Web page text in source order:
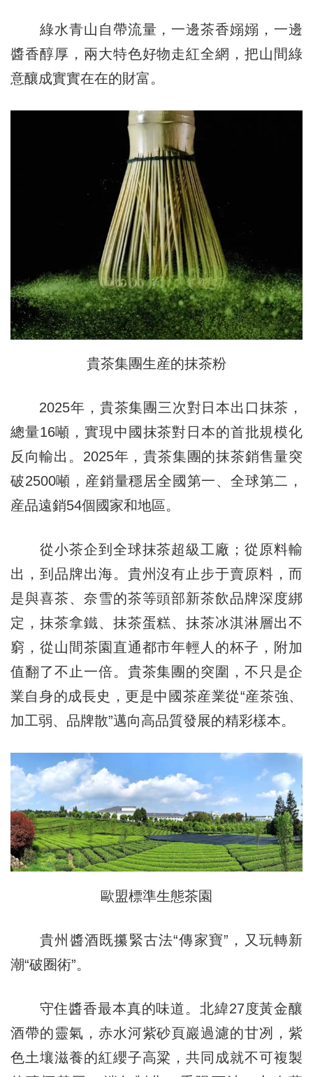
綠水青山自帶流量，一邊茶香嫋嫋，一邊
醬香醇厚，兩大特色好物走紅全網，把山間綠
意釀成實實在在的財富。
貴茶集團生産的抹茶粉
2025年，貴茶集團三次對日本出口抹茶，
總量16噸，實現中國抹茶對日本的首批規模化
反向輸出。2025年，貴茶集團的抹茶銷售量突
破2500噸，産銷量穩居全國第一、全球第二，
産品遠銷54個國家和地區。
從小茶企到全球抹茶超級工廠；從原料輸
出，到品牌出海。貴州沒有止步于賣原料，而
是與喜茶、奈雪的茶等頭部新茶飲品牌深度綁
定，抹茶拿鐵、抹茶蛋糕、抹茶冰淇淋層出不
窮，從山間茶園直通都市年輕人的杯子，附加
值翻了不止一倍。貴茶集團的突圍，不只是企
業自身的成長史，更是中國茶産業從“産茶強、
加工弱、品牌散”邁向高品質發展的精彩樣本。
歐盟標準生態茶園
貴州醬酒既攥緊古法“傳家寶”，又玩轉新
潮“破圈術”。
守住醬香最本真的味道。北緯27度黃金釀
酒帶的靈氣，赤水河紫砂頁巖過濾的甘冽，紫
色土壤滋養的紅纓子高粱，共同成就不可複製